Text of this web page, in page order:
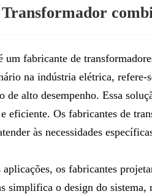
um fabricante de
na indústria elétrica, refere-
de alto desempenho. Essa
eficiente. Os fabricantes de
às necessidades
aplicações, os fabricantes
simplifica o design do